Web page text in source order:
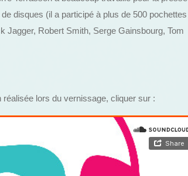
disques (il a participé à plus de 500 pochettes
Jagger, Robert Smith, Serge Gainsbourg, Tom
lors du vernissage, cliquer sur :